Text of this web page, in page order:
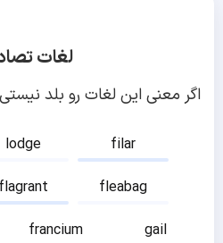
لغات
اگر معنی این لغات رو بلد
lodge
filar
flagrant
fleabag
francium
gail